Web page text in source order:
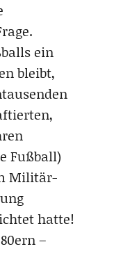
ein
bleibt,
Fußball)
Militär-
hatte!
–